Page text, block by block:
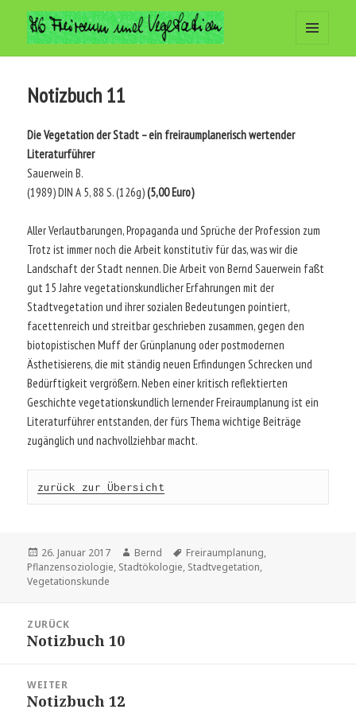
Arbeitsgemeinschaft Freiraum
und Vegetation
Notizbuch 11
Die Vegetation der Stadt – ein freiraumplanerisch wertender
Literaturführer
Sauerwein B.
(1989) DIN A 5, 88 S. (126g)(5,00 Euro)
Aller Verlautbarungen, Propaganda und Sprüche der Profession zum
Trotz ist immer noch die Arbeit konstitutiv für das, was wir die
Landschaft der Stadt nennen. Die Arbeit von Bernd Sauerwein faßt
gut 15 Jahre vegetationskundlicher Erfahrungen mit der
Stadtvegetation und ihrer sozialen Bedeutungen pointiert,
facettenreich und streitbar geschrieben zusammen, gegen den
biotopistischen Muff der Grünplanung oder postmodernen
Ästhetisierens, die mit ständig neuen Erfindungen Schrecken und
Bedürftigkeit vergrößern. Neben einer kritisch reflektierten
Geschichte vegetationskundlich lernender Freiraumplanung ist ein
Literaturführer entstanden, der fürs Thema wichtige Beiträge
zugänglich und nachvollziehbar macht.
zurück zur Übersicht
Veröffentlicht
am
26. Januar 2017 Autor
Bernd Schlagwörter
Freiraumplanung,
Pflanzensoziologie, Stadtökologie, Stadtvegetation,
Vegetationskunde
ZURÜCK
Vorheriger
Notizbuch 10
WEITER
Nächster
Notizbuch 12